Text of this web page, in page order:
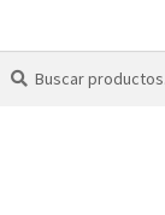
por: